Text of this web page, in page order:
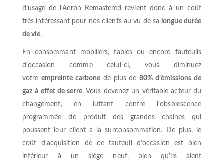
d’usage de l’Aeron Remastered revient donc à un coût
très intéressant pour nos clients au vu de sa longue durée
de vie.
En consommant mobiliers, tables ou encore fauteuils
d’occasion comme celui-ci, vous diminuez
votre empreinte carbone de plus de 80% d’émissions de
gaz à effet de serre. Vous devenez un véritable acteur du
changement, en luttant contre l’obsolescence
programmée de produit des grandes chaines qui
poussent leur client à la surconsommation. De plus, le
coût d’acquisition de ce fauteuil d’occasion est bien
inférieur à un siège neuf, bien qu’ils aient